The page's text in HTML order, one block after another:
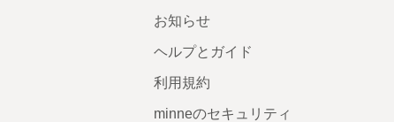
お知らせ
ヘルプとガイド
利用規約
minneのセキュリティ